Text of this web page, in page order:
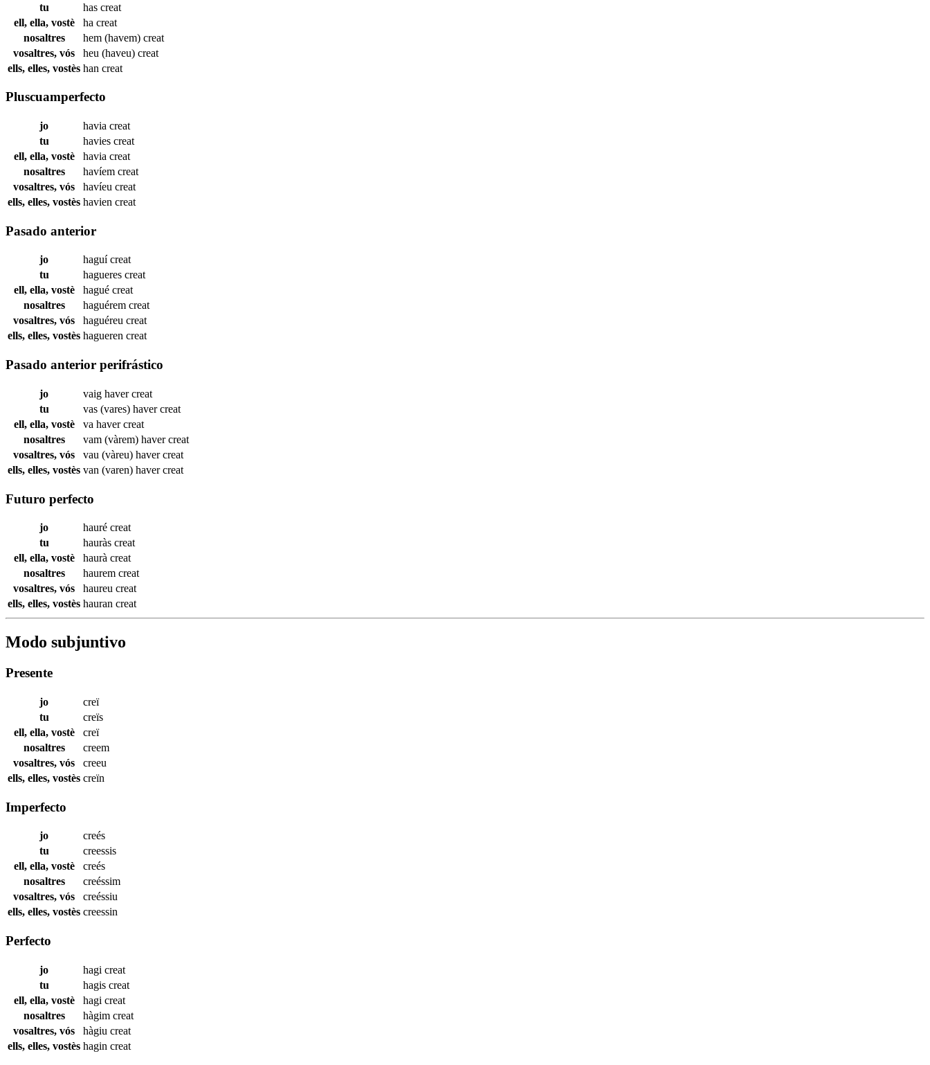
tu
has creat
ell, ella, vostè
ha creat
nosaltres
hem (havem) creat
vosaltres, vós
heu (haveu) creat
ells, elles, vostès han creat
Pluscuamperfecto
jo havia creat
tu
havies creat
ell, ella, vostè
havia creat
nosaltres
havíem creat
vosaltres, vós
havíeu creat
ells, elles, vostès havien creat
Pasado anterior
jo haguícreat
tu
hagueres creat
ell, ella, vostè
hagué creat
nosaltres
haguérem creat
vosaltres, vós
haguéreu creat
ells, elles, vostès hagueren creat
Pasado anterior perifrástico
jo vaig havercreat
tu
vas (vares) havercreat
ell, ella, vostè
va havercreat
nosaltres
vam (vàrem) havercreat
vosaltres, vós
vau (vàreu) havercreat
ells, elles, vostès van (varen) havercreat
Futuro perfecto
jo hauré creat
tu
hauràs creat
ell, ella, vostè
haurà creat
nosaltres
haurem creat
vosaltres, vós
haureu creat
ells, elles, vostès hauran creat
Modo subjuntivo
Presente
jo
creï
tu
creïs
ell, ella, vostè
creï
nosaltres
creem
vosaltres, vós
creeu
ells, elles, vostès creïn
Imperfecto
jo
creés
tu
creessis
ell, ella, vostè
creés
nosaltres
creéssim
vosaltres, vós
creéssiu
ells, elles, vostès creessin
Perfecto
jo hagi creat
tu
hagis creat
ell, ella, vostè
hagi creat
nosaltres
hàgim creat
vosaltres, vós
hàgiu creat
ells, elles, vostès hagin creat